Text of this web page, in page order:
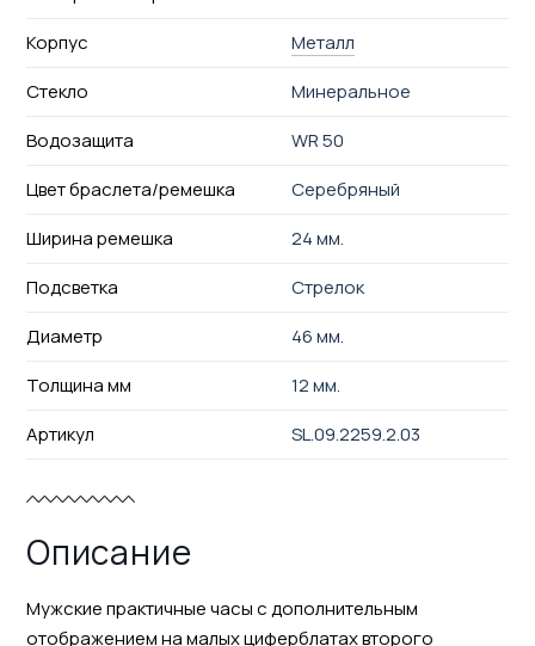
Корпус
Металл
Стекло
Минеральное
Водозащита
WR 50
Цвет браслета/ремешка
Серебряный
Ширина ремешка
24 мм.
Подсветка
Стрелок
Диаметр
46 мм.
Толщина мм
12 мм.
Артикул
SL.09.2259.2.03
Описание
Мужские практичные часы с дополнительным
отображением на малых циферблатах второго